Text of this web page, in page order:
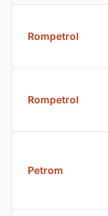
Rompetrol
Rompetrol
Petrom